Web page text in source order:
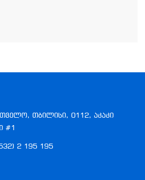
თბილისი, 0112, აკაკი
#1
2 195 195